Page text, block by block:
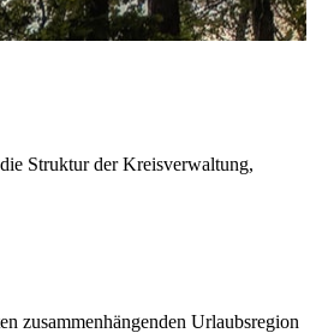
Struktur der Kreisverwaltung,
zusammenhängenden Urlaubsregion